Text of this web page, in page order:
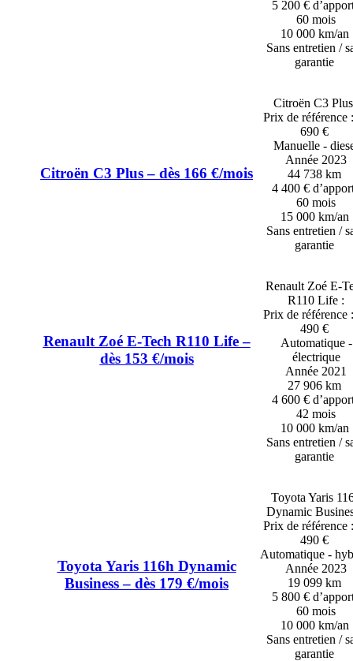
5 200 €
60 mois
10 000 km/an
Sans entretien /
garantie
Citroën C3 Plus – dès 166 €/mois
Citroën C3
Prix de référence
690 €
Manuelle -
Année 2023
44 738 km
4 400 €
60 mois
15 000 km/an
Sans entretien /
garantie
Renault Zoé E-Tech R110 Life –
dès 153 €/mois
Renault Zoé E-
R110 Life :
Prix de référence
490 €
Automatique -
électrique
Année 2021
27 906 km
4 600 €
42 mois
10 000 km/an
Sans entretien /
garantie
Toyota Yaris 116h Dynamic
Business – dès 179 €/mois
Toyota Yaris
Dynamic
Prix de référence
490 €
Automatique -
Année 2023
19 099 km
5 800 €
60 mois
10 000 km/an
Sans entretien /
garantie